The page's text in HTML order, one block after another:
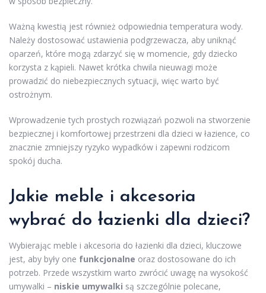
Ważną kwestią jest również odpowiednia temperatura wody.
Należy dostosować ustawienia podgrzewacza, aby uniknąć
oparzeń, które mogą zdarzyć się w momencie, gdy dziecko
korzysta z kąpieli. Nawet krótka chwila nieuwagi może
prowadzić do niebezpiecznych sytuacji, więc warto być
ostrożnym.
Wprowadzenie tych prostych rozwiązań pozwoli na stworzenie
bezpiecznej i komfortowej przestrzeni dla dzieci w łazience, co
znacznie zmniejszy ryzyko wypadków i zapewni rodzicom
spokój ducha.
Jakie meble i akcesoria
wybrać do łazienki dla dzieci?
Wybierając meble i akcesoria do łazienki dla dzieci, kluczowe
jest, aby były one funkcjonalne oraz dostosowane do ich
potrzeb. Przede wszystkim warto zwrócić uwagę na wysokość
umywalki – niskie umywalki są szczególnie polecane,